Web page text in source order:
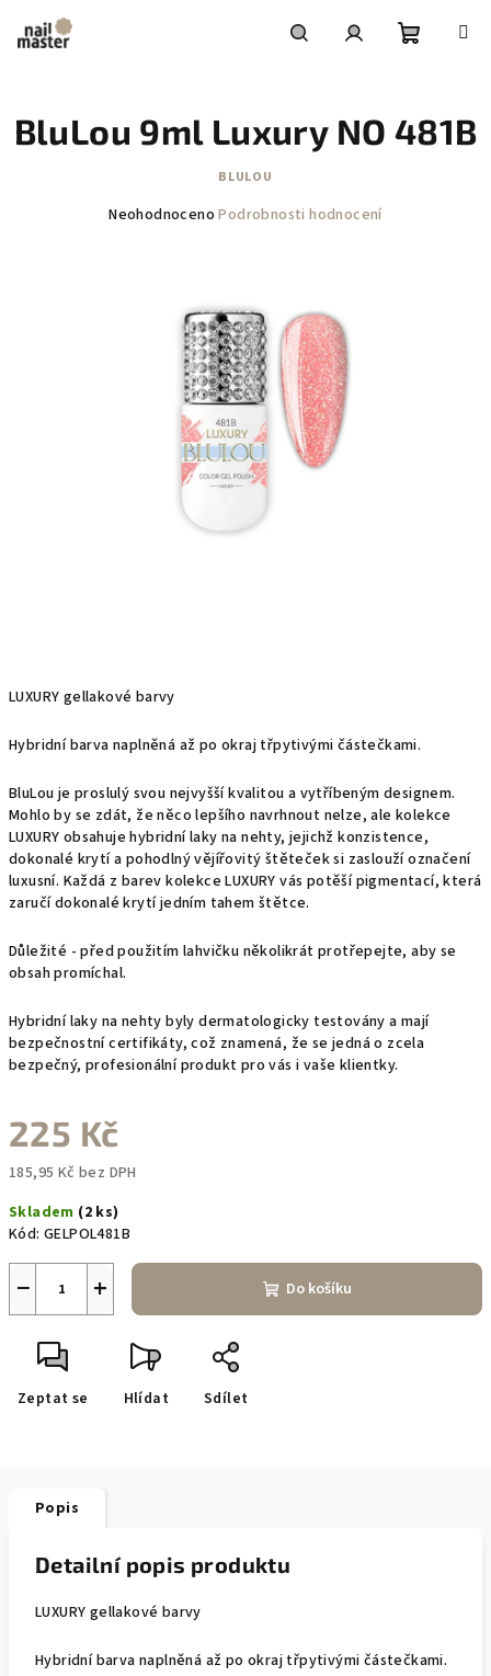
obsah
košík
LUXURY gellakové barvy
Hybridní barva naplněná až po okraj třpytivými částečkami.
BluLou je proslulý svou nejvyšší kvalitou a vytříbeným designem.
Mohlo by se zdát, že něco lepšího navrhnout nelze, ale kolekce
LUXURY obsahuje hybridní laky na nehty, jejichž konzistence,
dokonalé krytí a pohodlný vějířovitý štěteček si zaslouží označení
luxusní. Každá z barev kolekce LUXURY vás potěší pigmentací, která
zaručí dokonalé krytí jedním tahem štětce.
Důležité - před použitím lahvičku několikrát protřepejte, aby se
obsah promíchal.
Hybridní laky na nehty byly dermatologicky testovány a mají
bezpečnostní certifikáty, což znamená, že se jedná o zcela
bezpečný, profesionální produkt pro vás i vaše klientky.
225 Kč
185,95 Kč bez DPH
cena:
Skladem (2 ks)
Kód: GELPOL481B
+
− Do košíku
Zeptat se Hlídat Sdílet
BluLou 9ml Luxury NO 481B
BLULOU
Průměrné
Neohodnoceno Podrobnosti hodnocení
Popis
Detailní popis produktu
LUXURY gellakové barvy
Hybridní barva naplněná až po okraj třpytivými částečkami.